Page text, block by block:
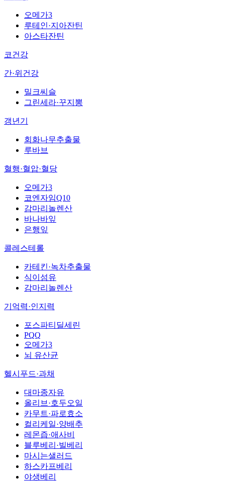
오메가3
루테인·지아잔틴
아스타잔틴
코건강
간·위건강
밀크씨슬
그린세라·꾸지뽕
갱년기
회화나무추출물
루바브
혈행·혈압·혈당
오메가3
코엔자임Q10
감마리놀렌산
바나바잎
은행잎
콜레스테롤
카테킨·녹차추출물
식이섬유
감마리놀렌산
기억력·인지력
포스파티딜세린
PQQ
오메가3
뇌 유산균
헬시푸드·과채
대마종자유
올리브·호두오일
카무트·파로효소
컬리케일·양배추
레몬즙·애사비
블루베리·빌베리
마시는샐러드
하스카프베리
야생베리